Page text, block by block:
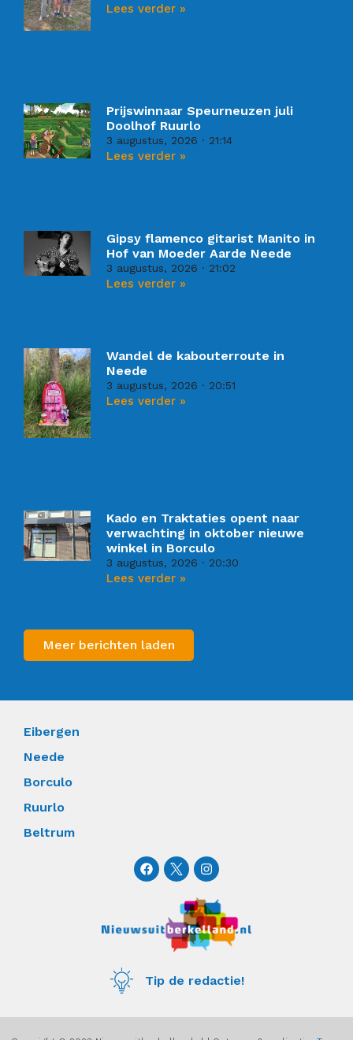
Lees verder »
Prijswinnaar Speurneuzen juli
Doolhof Ruurlo
3 augustus, 2026 21:14
Lees verder »
Gipsy flamenco gitarist Manito in
Hof van Moeder Aarde Neede
3 augustus, 2026 21:02
Lees verder »
Wandel de kabouterroute in
Neede
3 augustus, 2026 20:51
Lees verder »
Kado en Traktaties opent naar
verwachting in oktober nieuwe
winkel in Borculo
3 augustus, 2026 20:30
Lees verder »
Meer berichten laden
Eibergen
Neede
Borculo
Ruurlo
Beltrum
F
a
c
o
o
I
n
s
t
a
g
r
a
Tip de redactie!